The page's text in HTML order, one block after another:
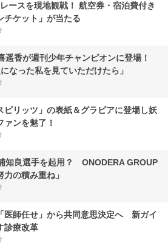
ースを現地観戦！ 航空券・宿泊費付き
チケット」が当たる
遥香が週刊少年チャンピオンに登場！
なった私を見ていただけたら」
ピリッツ」の表紙＆グラビアに登場し妖
ァンを魅了！
知良選手を起用？ ONODERA GROUP
の積み重ね」
医師任せ」から共同意思決定へ 新ガイ
診療改革